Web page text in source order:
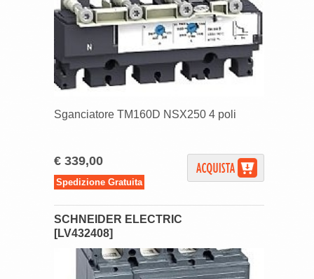
Sganciatore TM160D NSX250 4 poli
€ 339,00
Spedizione Gratuita
SCHNEIDER ELECTRIC
[LV432408]